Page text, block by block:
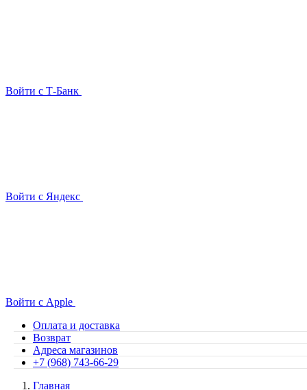
Войти с Т-Банк
Войти с Яндекс
Войти с Apple
Оплата и доставка
Возврат
Адреса магазинов
+7 (968) 743-66-29
Главная